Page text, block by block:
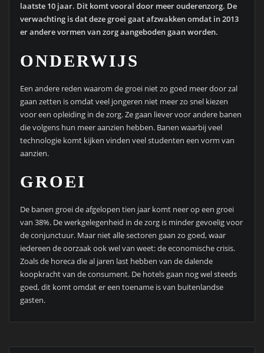
laatste 10 jaar. Dit komt vooral door meer ouderenzorg. De
verwachting is dat deze groei gaat afzwakken omdat in 2013
er andere vormen van zorg aangeboden gaan worden.
ONDERWIJS
Een andere reden waarom de groei niet zo goed meer door zal
gaan zetten is omdat veel jongeren niet meer zo snel kiezen
voor een opleiding in de zorg. Ze gaan liever voor andere banen
die volgens hun meer aanzien hebben. Banen waarbij veel
technologie komt kijken vinden veel studenten een vorm van
aanzien.
GROEI
De banen groei de afgelopen tien jaar komt neer op een groei
van 38%. De werkgelegenheid in de zorg is minder gevoelig voor
de conjunctuur. Maar niet alle sectoren gaan zo goed, waar
iedereen de oorzaak ook wel van weet: de economische crisis.
Zoals de horeca die al jaren last hebben van de dalende
koopkracht van de consument. De hotels gaan nog wel steeds
goed, dit komt omdat er een toename is van buitenlandse
gasten.